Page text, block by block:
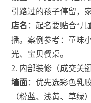
引路过的孩子停留，
店名 ：起名要贴合“
播。案例参考：童味
光、宝贝餐桌。
2. 内部装修（成交关键
墙面 ：优先选彩色乳
（粉蓝、浅黄、草绿